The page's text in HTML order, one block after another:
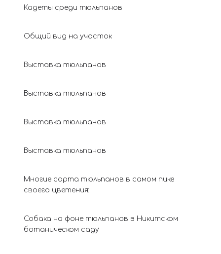
Кадеты среди тюльпанов
Общий вид на участок
Выставка тюльпанов
Выставка тюльпанов
Выставка тюльпанов
Выставка тюльпанов
Многие сорта тюльпанов в самом пике
своего цветения:
Собака на фоне тюльпанов в Никитском
ботаническом саду